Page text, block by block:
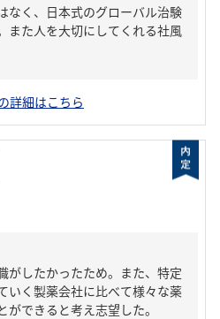
なく、日本式のグローバル治験
また人を大切にしてくれる社風
詳細はこちら
がしたかったため。また、特定
いく製薬会社に比べて様々な薬
できると考え志望した。